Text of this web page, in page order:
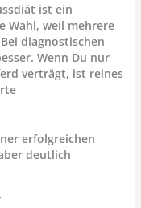
ist ein
Wahl, weil mehrere
diagnostischen
Wenn Du nur
verträgt, ist reines
erfolgreichen
deutlich